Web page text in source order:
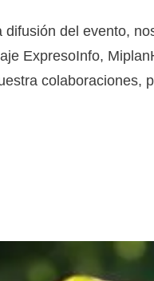
del evento,
ExpresoInfo,
colaboraciones,